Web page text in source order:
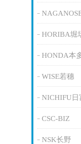
HORIBA堀
HONDA本
WISE若穗
NICHIFU日
CSC-BIZ
NSK长野